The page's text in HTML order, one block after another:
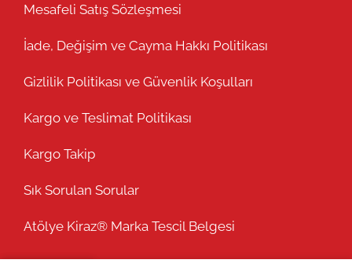
Mesafeli Satış Sözleşmesi
İade, Değişim ve Cayma Hakkı Politikası
Gizlilik Politikası ve Güvenlik Koşulları
Kargo ve Teslimat Politikası
Kargo Takip
Sık Sorulan Sorular
Atölye Kiraz® Marka Tescil Belgesi